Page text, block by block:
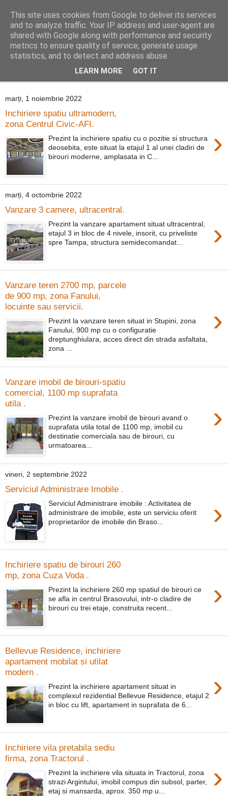
Distinct Imobiliare
Adrian Cocis 0742 129 909 ; Vasile Baciu 0768 440 185
marți, 1 noiembrie 2022
Inchiriere spatiu ultramodern,
zona Centrul Civic-AFI.
›
Prezint la inchiriere spatiu cu o pozitie si structura
deosebita, este situat la etajul 1 al unei cladiri de
birouri moderne, amplasata in C...
marți, 4 octombrie 2022
Vanzare 3 camere, ultracentral.
›
Prezint la vanzare apartament situat ultracentral,
etajul 3 in bloc de 4 nivele, insorit, cu priveliste
spre Tampa, structura semidecomandat...
Vanzare teren 2700 mp, parcele
de 900 mp, zona Fanului,
locuinte sau servicii.
›
Prezint la vanzare teren situat in Stupini, zona
Fanului, 900 mp cu o configuratie
dreptunghiulara, acces direct din strada asfaltata,
zona ...
Vanzare imobil de birouri-spatiu
comercial, 1100 mp suprafata
utila .
›
Prezint la vanzare imobil de birouri avand o
suprafata utila total de 1100 mp, imobil cu
destinatie comerciala sau de birouri, cu
urmatoarea...
vineri, 2 septembrie 2022
Serviciul Administrare Imobile .
›
Serviciul Administrare imobile : Activitatea de
administrare de imobile, este un serviciu oferit
proprietarilor de imobile din Braso...
Inchiriere spatiu de birouri 260
mp, zona Cuza Voda .
›
Prezint la inchiriere 260 mp spatiul de birouri ce
se afla in centrul Brasovului, intr-o cladire de
birouri cu trei etaje, construita recent...
Bellevue Residence, inchiriere
apartament mobilat si utilat
modern .
›
Prezint la inchiriere apartament situat in
complexul rezidential Bellevue Residence, etajul 2
in bloc cu lift, apartament in suprafata de 6...
Inchiriere vila pretabila sediu
firma, zona Tractorul .
›
Prezint la inchiriere vila situata in Tractorul, zona
strazi Argintului, imobil compus din subsol, parter,
etaj si mansarda, aprox. 350 mp u...
This site uses cookies from Google to deliver its services
and to analyze traffic. Your IP address and user-agent are
shared with Google along with performance and security
metrics to ensure quality of service, generate usage
statistics, and to detect and address abuse.
LEARN MORE GOT IT